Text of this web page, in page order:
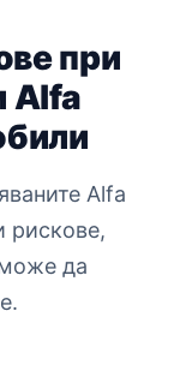
при
Alfa
Alfa
рискове,
да